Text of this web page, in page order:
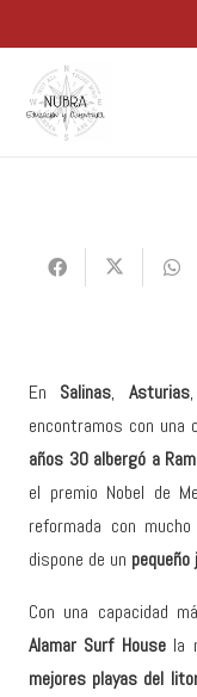
En Salinas, Asturias
encontramos con una
años 30 albergó a
el premio Nobel de
reformada con
dispone de un
Con una capacidad
Alamar Surf Housela
mejores playas del